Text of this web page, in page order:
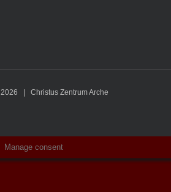
2026 | Christus Zentrum Arche
Manage consent